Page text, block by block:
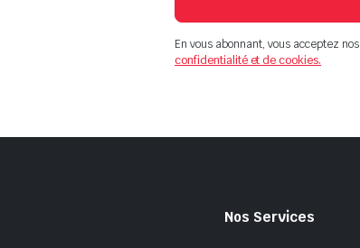
En vous abonnant, vous acceptez nos
confidentialité et de cookies.
Nos Services